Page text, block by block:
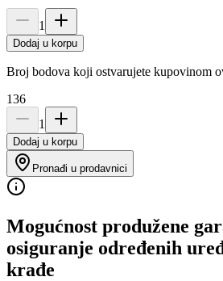
1
Dodaj u korpu
Broj bodova koji ostvarujete kupovinom
136
1
Dodaj u korpu
Pronađi u prodavnici
Mogućnost produžene
osiguranje određenih
krađe